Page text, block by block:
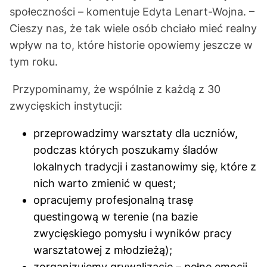
społeczności – komentuje Edyta Lenart-Wojna. –
Cieszy nas, że tak wiele osób chciało mieć realny
wpływ na to, które historie opowiemy jeszcze w
tym roku.
Przypominamy, że wspólnie z każdą z 30
zwycięskich instytucji:
przeprowadzimy warsztaty dla uczniów,
podczas których poszukamy śladów
lokalnych tradycji i zastanowimy się, które z
nich warto zmienić w quest;
opracujemy profesjonalną trasę
questingową w terenie (na bazie
zwycięskiego pomysłu i wyników pracy
warsztatowej z młodzieżą);